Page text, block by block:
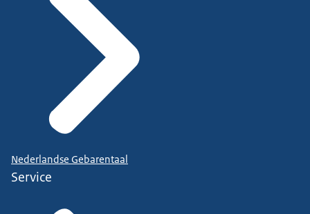
Nederlandse Gebarentaal
Service